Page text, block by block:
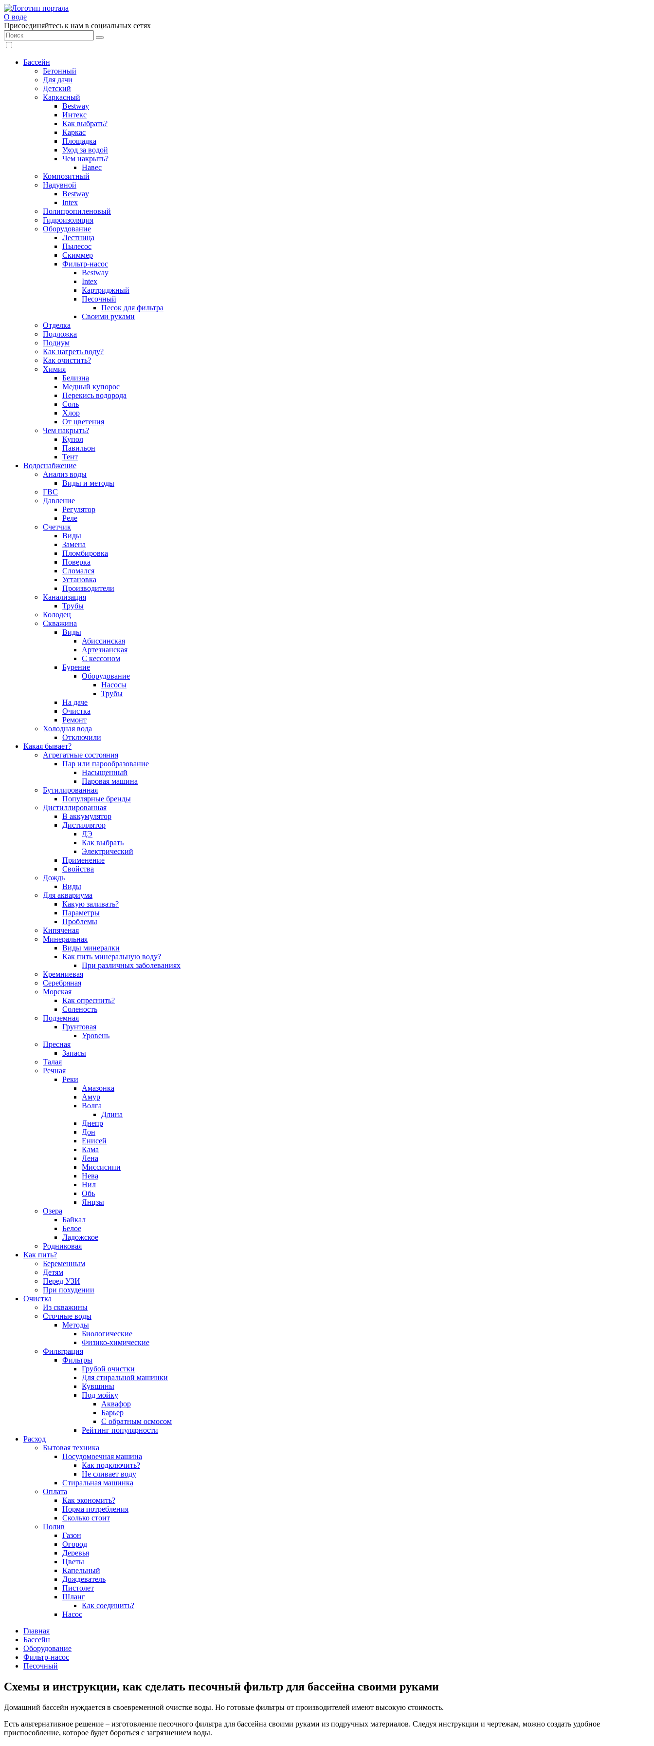
О воде
Присоединяйтесь к нам в социальных сетях
Бассейн
Бетонный
Для дачи
Детский
Каркасный
Bestway
Интекс
Как выбрать?
Каркас
Площадка
Уход за водой
Чем накрыть?
Навес
Композитный
Надувной
Bestway
Intex
Полипропиленовый
Гидроизоляция
Оборудование
Лестница
Пылесос
Скиммер
Фильтр-насос
Bestway
Intex
Картриджный
Песочный
Песок для фильтра
Своими руками
Отделка
Подложка
Подиум
Как нагреть воду?
Как очистить?
Химия
Белизна
Медный купорос
Перекись водорода
Соль
Хлор
От цветения
Чем накрыть?
Купол
Павильон
Тент
Водоснабжение
Анализ воды
Виды и методы
ГВС
Давление
Регулятор
Реле
Счетчик
Виды
Замена
Пломбировка
Поверка
Сломался
Установка
Производители
Канализация
Трубы
Колодец
Скважина
Виды
Абиссинская
Артезианская
С кессоном
Бурение
Оборудование
Насосы
Трубы
На даче
Очистка
Ремонт
Холодная вода
Отключили
Какая бывает?
Агрегатные состояния
Пар или парообразование
Насыщенный
Паровая машина
Бутилированная
Популярные бренды
Дистиллированная
В аккумулятор
Дистиллятор
ДЭ
Как выбрать
Электрический
Применение
Свойства
Дождь
Виды
Для аквариума
Какую заливать?
Параметры
Проблемы
Кипяченая
Минеральная
Виды минералки
Как пить минеральную воду?
При различных заболеваниях
Кремниевая
Серебряная
Морская
Как опреснить?
Соленость
Подземная
Грунтовая
Уровень
Пресная
Запасы
Талая
Речная
Реки
Амазонка
Амур
Волга
Длина
Днепр
Дон
Енисей
Кама
Лена
Миссисипи
Нева
Нил
Обь
Янцзы
Озера
Байкал
Белое
Ладожское
Родниковая
Как пить?
Беременным
Детям
Перед УЗИ
При похудении
Очистка
Из скважины
Сточные воды
Методы
Биологические
Физико-химические
Фильтрация
Фильтры
Грубой очистки
Для стиральной машинки
Кувшины
Под мойку
Аквафор
Барьер
С обратным осмосом
Рейтинг популярности
Расход
Бытовая техника
Посудомоечная машина
Как подключить?
Не сливает воду
Стиральная машинка
Оплата
Как экономить?
Норма потребления
Сколько стоит
Полив
Газон
Огород
Деревья
Цветы
Капельный
Дождеватель
Пистолет
Шланг
Как соединить?
Насос
Главная
Бассейн
Оборудование
Фильтр-насос
Песочный
Схемы и инструкции, как сделать песочный фильтр для бассейна своими руками
Домашний бассейн нуждается в своевременной очистке воды. Но готовые фильтры от производителей имеют высокую стоимость.
Есть альтернативное решение – изготовление песочного фильтра для бассейна своими руками из подручных материалов. Следуя инструкции и чертежам, можно создать удобное
приспособление, которое будет бороться с загрязнением воды.